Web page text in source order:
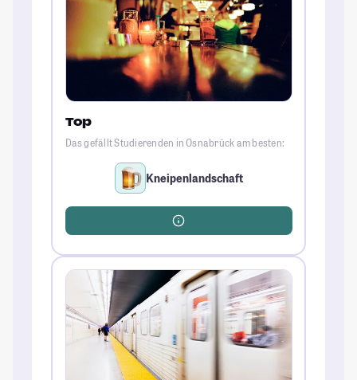
Top
Das gefällt Studierenden in Osnabrück am besten:
Kneipenlandschaft